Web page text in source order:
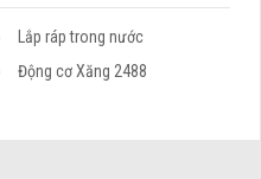
Lắp ráp trong nước
Động cơ Xăng 2488